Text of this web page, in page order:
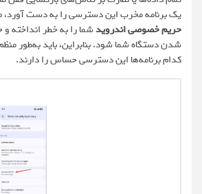
یک برنامه مخرب این دسترسی را به دست آورد،
حریم خصوصی اندرویدشما را به خطر انداخته و
شدن دستگاه شما شود. بنابراین، باید به‌طور منظم
کدام برنامه‌ها این دسترسی حساس را دارند.